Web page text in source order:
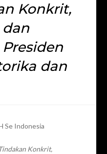
Konkrit,
dan
Se Indonesia
Konkrit,